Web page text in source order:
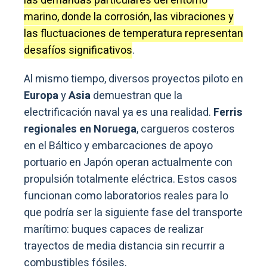
marino, donde la corrosión, las vibraciones y
las fluctuaciones de temperatura representan
desafíos significativos.
Al mismo tiempo, diversos proyectos piloto en
EuropayAsiademuestran que la
electrificación naval ya es una realidad. Ferris
regionales en Noruega, cargueros costeros
en el Báltico y embarcaciones de apoyo
portuario en Japón operan actualmente con
propulsión totalmente eléctrica. Estos casos
funcionan como laboratorios reales para lo
que podría ser la siguiente fase del transporte
marítimo: buques capaces de realizar
trayectos de media distancia sin recurrir a
combustibles fósiles.